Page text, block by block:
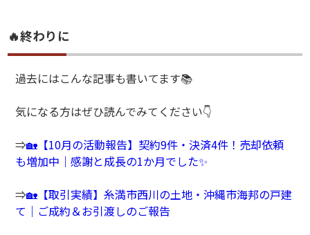
🔥終わりに
過去にはこんな記事も書いてます📚
気になる方はぜひ読んでみてください👇
⇒🏡【10月の活動報告】契約9件・決済4件！売却依頼
も増加中｜感謝と成長の1か月でした✨
⇒🏡【取引実績】糸満市西川の土地・沖縄市海邦の戸建
て｜ご成約＆お引渡しのご報告